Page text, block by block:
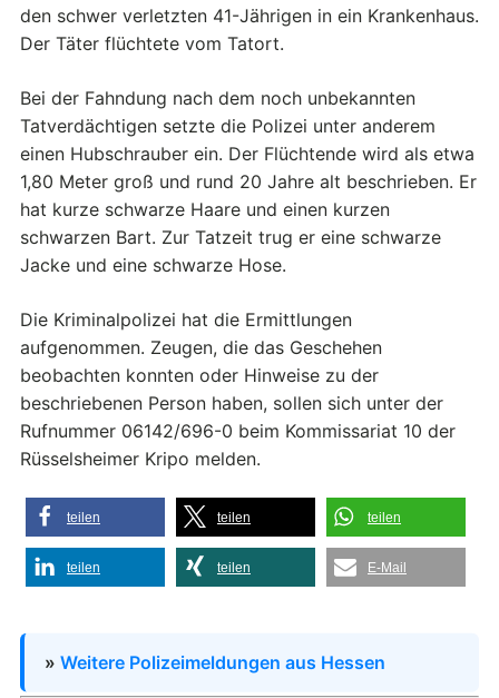
den schwer verletzten 41-Jährigen in ein Krankenhaus.
Der Täter flüchtete vom Tatort.
Bei der Fahndung nach dem noch unbekannten
Tatverdächtigen setzte die Polizei unter anderem
einen Hubschrauber ein. Der Flüchtende wird als etwa
1,80 Meter groß und rund 20 Jahre alt beschrieben. Er
hat kurze schwarze Haare und einen kurzen
schwarzen Bart. Zur Tatzeit trug er eine schwarze
Jacke und eine schwarze Hose.
Die Kriminalpolizei hat die Ermittlungen
aufgenommen. Zeugen, die das Geschehen
beobachten konnten oder Hinweise zu der
beschriebenen Person haben, sollen sich unter der
Rufnummer 06142/696-0 beim Kommissariat 10 der
Rüsselsheimer Kripo melden.
teilen teilen teilen
teilen teilen E-Mail
» Weitere Polizeimeldungen aus Hessen